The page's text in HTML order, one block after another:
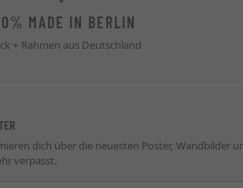
MADE IN BERLIN
+ Rahmen aus Deutschland
dich über die neuesten Poster, Wandbilder
verpasst.